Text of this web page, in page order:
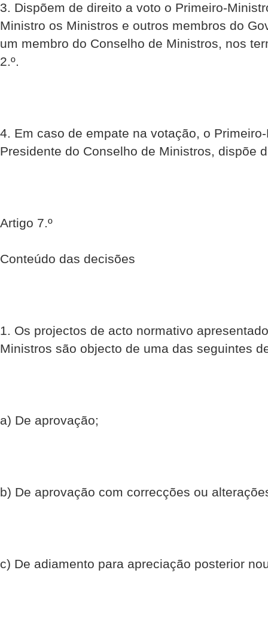
3. Dispõem de direito a voto o Primeiro-
Ministro os Ministros e outros membros do
um membro do Conselho de Ministros, nos
2.º.
4. Em caso de empate na votação, o
Presidente do Conselho de Ministros, dispõe
Artigo 7.º
Conteúdo das decisões
1. Os projectos de acto normativo
Ministros são objecto de uma das seguintes
a) De aprovação;
b) De aprovação com correcções ou
c) De adiamento para apreciação posterior